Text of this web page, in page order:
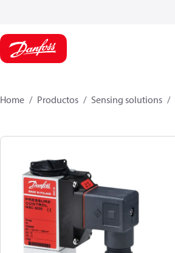
Home Productos Sensing solutions